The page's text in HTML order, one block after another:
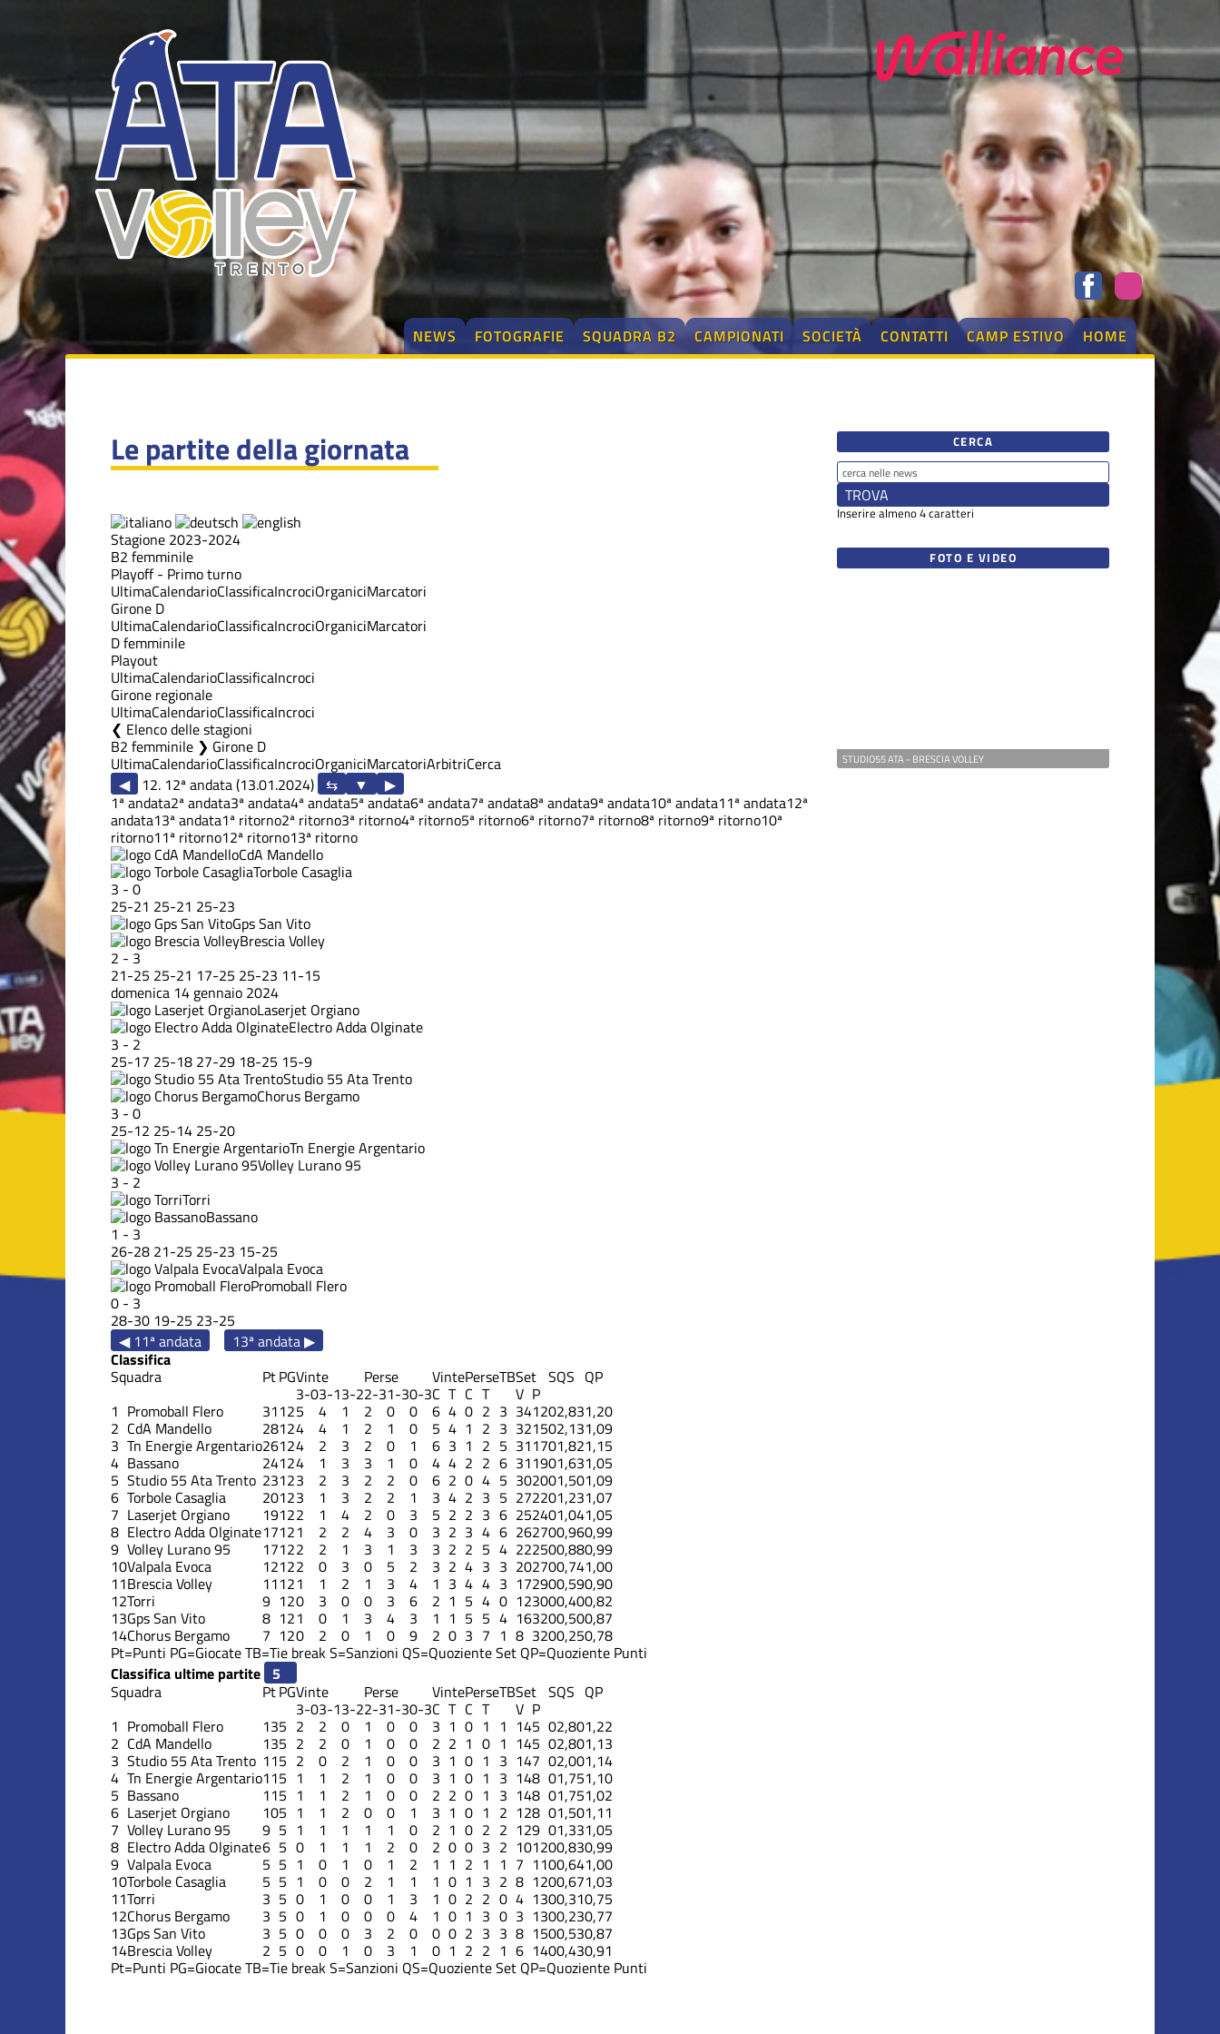
NEWS FOTOGRAFIE SQUADRA B2 CAMPIONATI SOCIETÀ CONTATTI CAMP ESTIVO HOME
Le partite della giornata
Stagione 2023-2024
B2 femminile
Playoff - Primo turno
UltimaCalendarioClassificaIncrociOrganiciMarcatori
Girone D
UltimaCalendarioClassificaIncrociOrganiciMarcatori
D femminile
Playout
UltimaCalendarioClassificaIncroci
Girone regionale
UltimaCalendarioClassificaIncroci
Elenco delle stagioni
B2 femminile ❯ Girone D
UltimaCalendarioClassificaIncrociOrganiciMarcatoriArbitriCerca
◀
12. 12ª andata (13.01.2024)
▶
1ª andata2ª andata3ª andata4ª andata5ª andata6ª andata7ª andata8ª andata9ª andata10ª andata11ª andata12ª
andata13ª andata1ª ritorno2ª ritorno3ª ritorno4ª ritorno5ª ritorno6ª ritorno7ª ritorno8ª ritorno9ª ritorno10ª
ritorno11ª ritorno12ª ritorno13ª ritorno
CdA Mandello
Torbole Casaglia
3 - 0
25-21 25-21 25-23
Gps San Vito
Brescia Volley
2 - 3
21-25 25-21 17-25 25-23 11-15
domenica 14 gennaio 2024
Laserjet Orgiano
Electro Adda Olginate
3 - 2
25-17 25-18 27-29 18-25 15-9
Studio 55 Ata Trento
Chorus Bergamo
3 - 0
25-12 25-14 25-20
Tn Energie Argentario
Volley Lurano 95
3 - 2
Torri
Bassano
1 - 3
26-28 21-25 25-23 15-25
Valpala Evoca
Promoball Flero
0 - 3
28-30 19-25 23-25
◀ 11ª andata
13ª andata ▶
Classifica
Squadra PtPGVinte Perse VintePerseTBSet SQS QP
3-03-13-22-31-30-3C T C T V P
1 Promoball Flero 31125 4 1 2 0 0 6 4 0 2 3 341202,831,20
2 CdA Mandello 28124 4 1 2 1 0 5 4 1 2 3 321502,131,09
3 Tn Energie Argentario26124 2 3 2 0 1 6 3 1 2 5 311701,821,15
4 Bassano 24124 1 3 3 1 0 4 4 2 2 6 311901,631,05
5 Studio 55 Ata Trento 23123 2 3 2 2 0 6 2 0 4 5 302001,501,09
6 Torbole Casaglia 20123 1 3 2 2 1 3 4 2 3 5 272201,231,07
7 Laserjet Orgiano 19122 1 4 2 0 3 5 2 2 3 6 252401,041,05
8 Electro Adda Olginate17121 2 2 4 3 0 3 2 3 4 6 262700,960,99
9 Volley Lurano 95 17122 2 1 3 1 3 3 2 2 5 4 222500,880,99
10Valpala Evoca 12122 0 3 0 5 2 3 2 4 3 3 202700,741,00
11Brescia Volley 11121 1 2 1 3 4 1 3 4 4 3 172900,590,90
12Torri 9 120 3 0 0 3 6 2 1 5 4 0 123000,400,82
13Gps San Vito 8 121 0 1 3 4 3 1 1 5 5 4 163200,500,87
14Chorus Bergamo 7 120 2 0 1 0 9 2 0 3 7 1 8 3200,250,78
Pt=Punti PG=GiocateTB=Tie breakS=Sanzioni QS=Quoziente Set QP=Quoziente Punti
Classifica ultime partite
Squadra
PtPGVinte Perse VintePerseTBSet SQS QP
3-03-13-22-31-30-3C T C T V P
1 Promoball Flero 135 2 2 0 1 0 0 3 1 0 1 1 145 02,801,22
2 CdA Mandello 135 2 2 0 1 0 0 2 2 1 0 1 145 02,801,13
3 Studio 55 Ata Trento 115 2 0 2 1 0 0 3 1 0 1 3 147 02,001,14
4 Tn Energie Argentario115 1 1 2 1 0 0 3 1 0 1 3 148 01,751,10
5 Bassano 115 1 1 2 1 0 0 2 2 0 1 3 148 01,751,02
6 Laserjet Orgiano 105 1 1 2 0 0 1 3 1 0 1 2 128 01,501,11
7 Volley Lurano 95 9 5 1 1 1 1 1 0 2 1 0 2 2 129 01,331,05
8 Electro Adda Olginate6 5 0 1 1 1 2 0 2 0 0 3 2 101200,830,99
9 Valpala Evoca 5 5 1 0 1 0 1 2 1 1 2 1 1 7 1100,641,00
10Torbole Casaglia 5 5 1 0 0 2 1 1 1 0 1 3 2 8 1200,671,03
11Torri 3 5 0 1 0 0 1 3 1 0 2 2 0 4 1300,310,75
12Chorus Bergamo 3 5 0 1 0 0 0 4 1 0 1 3 0 3 1300,230,77
13Gps San Vito 3 5 0 0 0 3 2 0 0 0 2 3 3 8 1500,530,87
14Brescia Volley 2 5 0 0 1 0 3 1 0 1 2 2 1 6 1400,430,91
Pt=Punti PG=GiocateTB=Tie breakS=Sanzioni QS=Quoziente Set QP=Quoziente Punti
CERCA
Inserire almeno 4 caratteri
FOTO E VIDEO
STUDIO55 ATA - BRESCIA VOLLEY